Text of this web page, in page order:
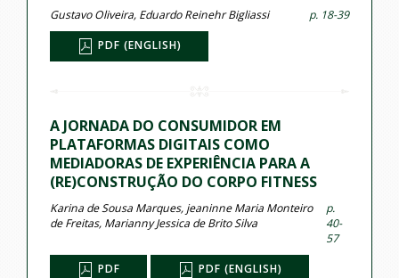
Gustavo Oliveira, Eduardo Reinehr Bigliassi p. 18-39
PDF (ENGLISH)
A JORNADA DO CONSUMIDOR EM
PLATAFORMAS DIGITAIS COMO
MEDIADORAS DE EXPERIÊNCIA PARA A
(RE)CONSTRUÇÃO DO CORPO FITNESS
Karina de Sousa Marques, jeaninne Maria Monteiro
de Freitas, Marianny Jessica de Brito Silva
p.
40-
57
PDF PDF (ENGLISH)